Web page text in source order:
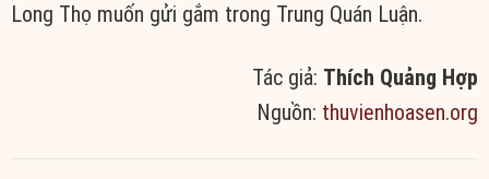
Long Thọ muốn gửi gắm trong Trung Quán Luận.
Tác giả: Thích Quảng Hợp
Nguồn: thuvienhoasen.org